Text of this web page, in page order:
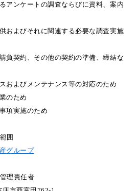
ンケートの調査ならびに資料、案内
よびそれに関連する必要な調査実施
契約、その他の契約の準備、締結な
よびメンテナンス等の対応のため
のため
項実施のため
囲
グループ
理責任者